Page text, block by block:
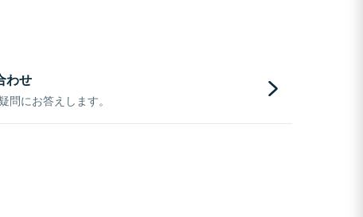
わせ
問にお答えします。